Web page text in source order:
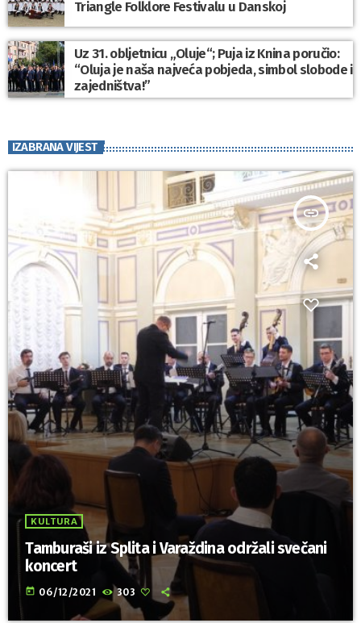
Triangle Folklore Festivalu u Danskoj
Uz 31. obljetnicu „Oluje“; Puja iz Knina poručio:
“Oluja je naša najveća pobjeda, simbol slobode i
zajedništva!”
IZABRANA VIJEST
insert_link
KULTURA
Tamburaši iz Splita i Varaždina održali svečani
koncert
today 06/12/2021 303